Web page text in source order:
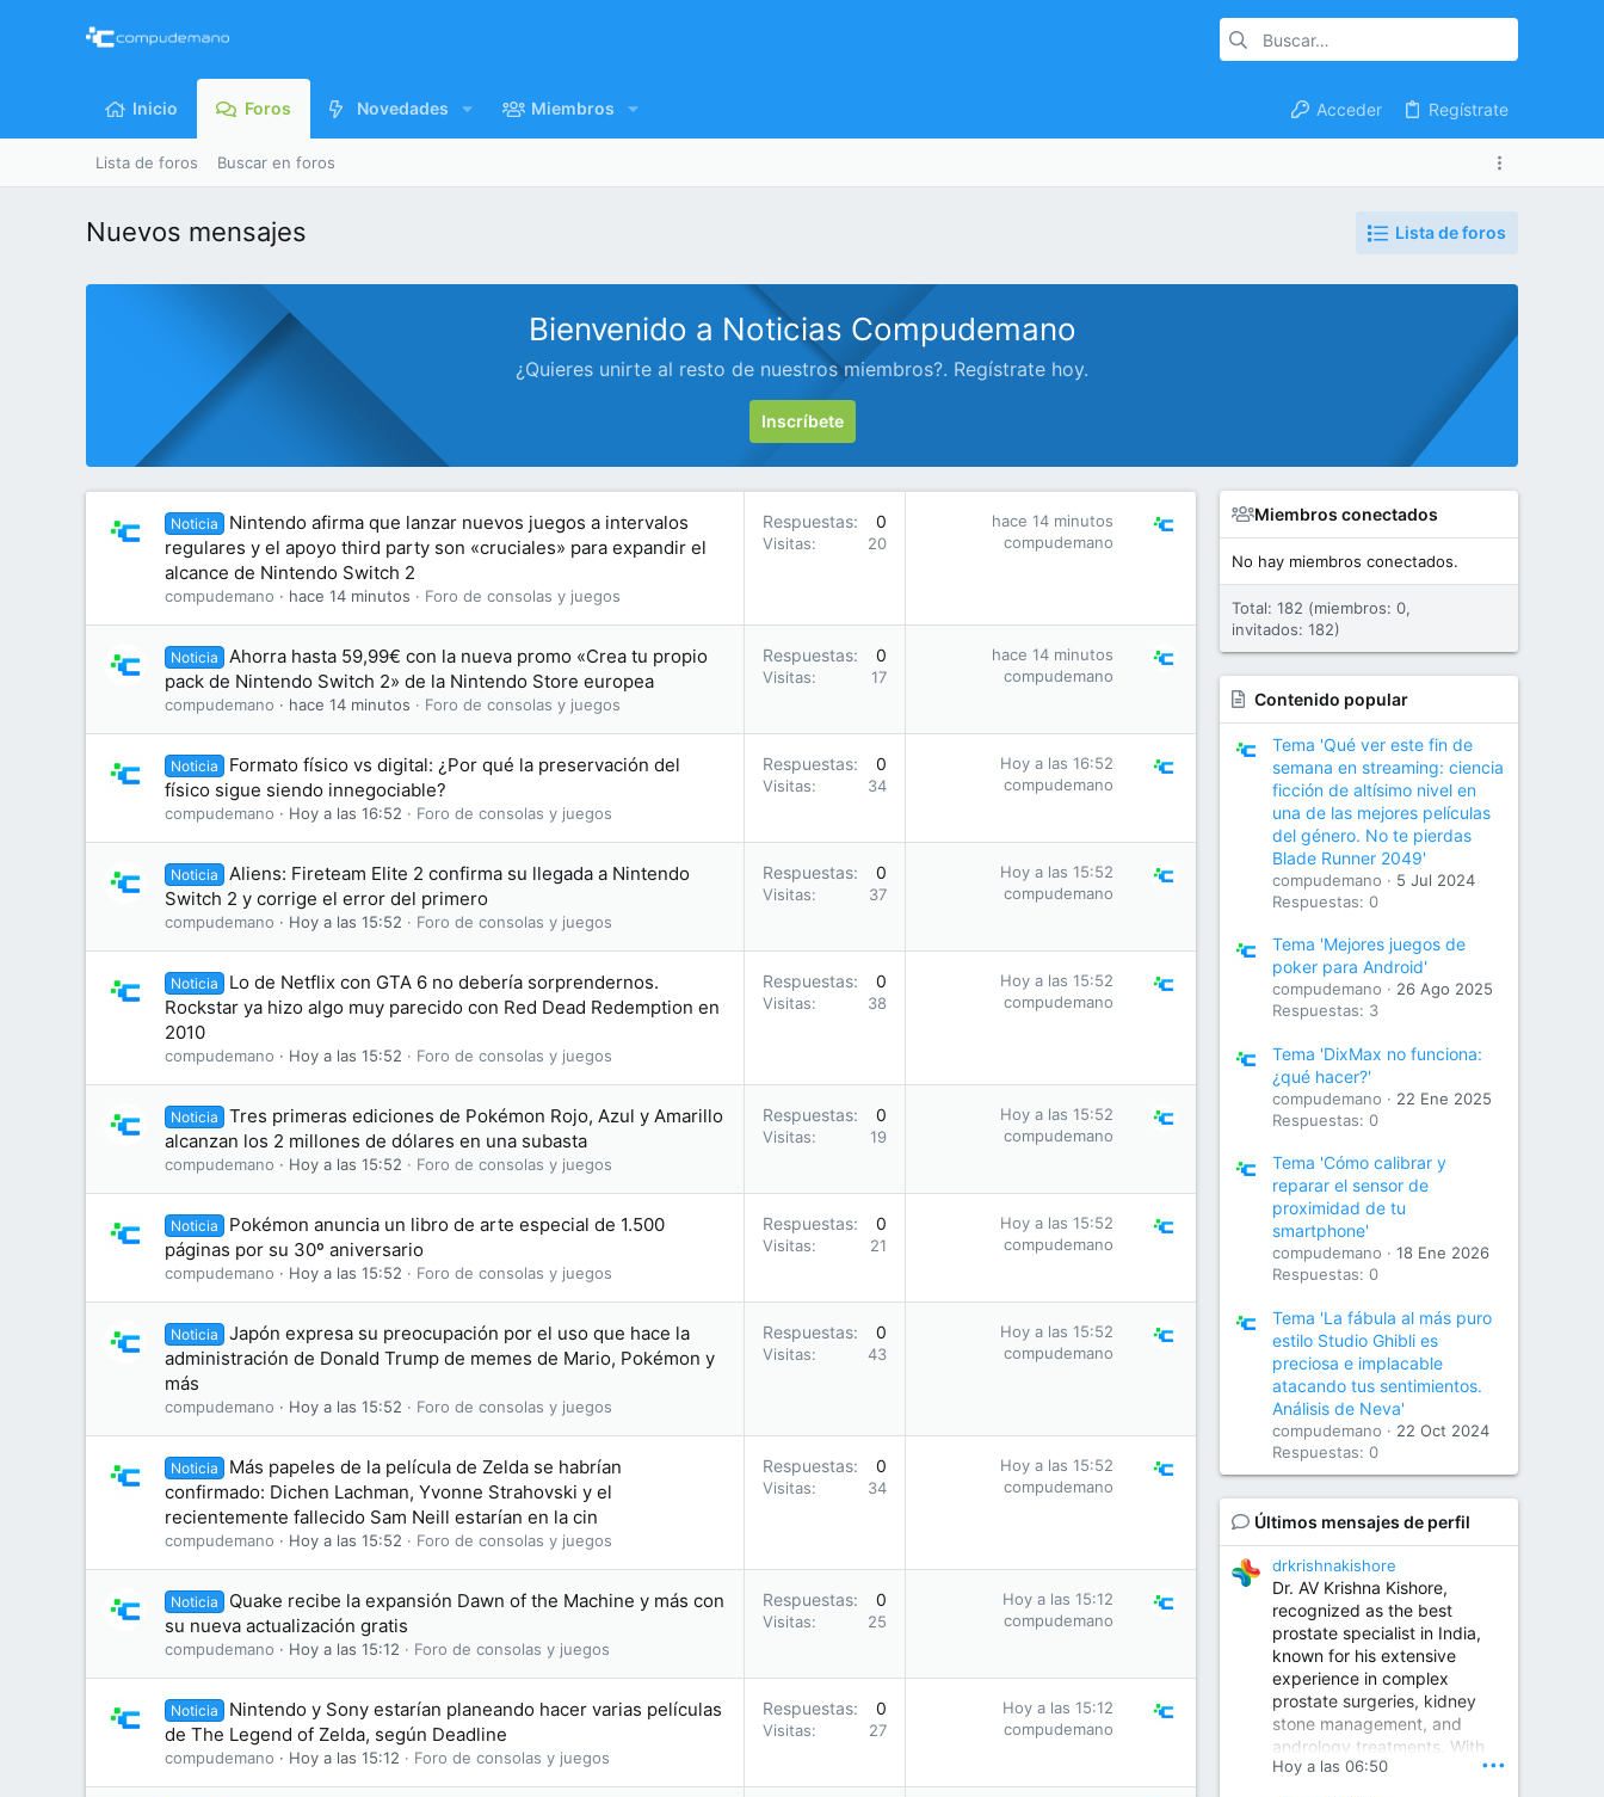
Inicio Foros Novedades Miembros Acceder Regístrate
Lista de foros Buscar en foros
Nuevos mensajes Lista de foros
Bienvenido a Noticias Compudemano
¿Quieres unirte al resto de nuestros miembros?. Regístrate hoy.
Inscríbete
Noticia
Nintendo afirma que lanzar nuevos juegos a intervalos
regulares y el apoyo third party son «cruciales» para expandir el
alcance de Nintendo Switch 2
compudemano hace 14 minutos Foro de consolas y juegos
Respuestas 0
Visitas 20
hace 14 minutos
compudemano
Noticia
Ahorra hasta 59,99€ con la nueva promo «Crea tu propio
pack de Nintendo Switch 2» de la Nintendo Store europea
compudemano hace 14 minutos Foro de consolas y juegos
Respuestas 0
Visitas 17
hace 14 minutos
compudemano
Noticia
Formato físico vs digital: ¿Por qué la preservación del
físico sigue siendo innegociable?
compudemano Hoy a las 16:52 Foro de consolas y juegos
Respuestas 0
Visitas 34
Hoy a las 16:52
compudemano
Noticia
Aliens: Fireteam Elite 2 confirma su llegada a Nintendo
Switch 2 y corrige el error del primero
compudemano Hoy a las 15:52 Foro de consolas y juegos
Respuestas 0
Visitas 37
Hoy a las 15:52
compudemano
Noticia
Lo de Netflix con GTA 6 no debería sorprendernos.
Rockstar ya hizo algo muy parecido con Red Dead Redemption en
2010
compudemano Hoy a las 15:52 Foro de consolas y juegos
Respuestas 0
Visitas 38
Hoy a las 15:52
compudemano
Noticia
Tres primeras ediciones de Pokémon Rojo, Azul y Amarillo
alcanzan los 2 millones de dólares en una subasta
compudemano Hoy a las 15:52 Foro de consolas y juegos
Respuestas 0
Visitas 19
Hoy a las 15:52
compudemano
Noticia
Pokémon anuncia un libro de arte especial de 1.500
páginas por su 30º aniversario
compudemano Hoy a las 15:52 Foro de consolas y juegos
Respuestas 0
Visitas 21
Hoy a las 15:52
compudemano
Noticia
Japón expresa su preocupación por el uso que hace la
administración de Donald Trump de memes de Mario, Pokémon y
más
compudemano Hoy a las 15:52 Foro de consolas y juegos
Respuestas 0
Visitas 43
Hoy a las 15:52
compudemano
Noticia
Más papeles de la película de Zelda se habrían
confirmado: Dichen Lachman, Yvonne Strahovski y el
recientemente fallecido Sam Neill estarían en la cin
compudemano Hoy a las 15:52 Foro de consolas y juegos
Respuestas 0
Visitas 34
Hoy a las 15:52
compudemano
Noticia
Quake recibe la expansión Dawn of the Machine y más con
su nueva actualización gratis
compudemano Hoy a las 15:12 Foro de consolas y juegos
Respuestas 0
Visitas 25
Hoy a las 15:12
compudemano
Noticia
Nintendo y Sony estarían planeando hacer varias películas
de The Legend of Zelda, según Deadline
compudemano Hoy a las 15:12 Foro de consolas y juegos
Respuestas 0
Visitas 27
Hoy a las 15:12
compudemano
Miembros conectados
No hay miembros conectados.
Total: 182 (miembros: 0,
invitados: 182)
Contenido popular
Tema 'Qué ver este fin de
semana en streaming: ciencia
ficción de altísimo nivel en
una de las mejores películas
del género. No te pierdas
Blade Runner 2049'
compudemano
5 Jul 2024
Respuestas: 0
Tema 'Mejores juegos de
poker para Android'
compudemano
26 Ago 2025
Respuestas: 3
Tema 'DixMax no funciona:
¿qué hacer?'
compudemano
22 Ene 2025
Respuestas: 0
Tema 'Cómo calibrar y
reparar el sensor de
proximidad de tu
smartphone'
compudemano
18 Ene 2026
Respuestas: 0
Tema 'La fábula al más puro
estilo Studio Ghibli es
preciosa e implacable
atacando tus sentimientos.
Análisis de Neva'
compudemano
22 Oct 2024
Respuestas: 0
Últimos mensajes de perfil
drkrishnakishore
Dr. AV Krishna Kishore,
recognized as the best
prostate specialist in India,
known for his extensive
experience in complex
prostate surgeries, kidney
stone management, and
andrology treatments. With
years of surgical practice and
Hoy a las 06:50 •••